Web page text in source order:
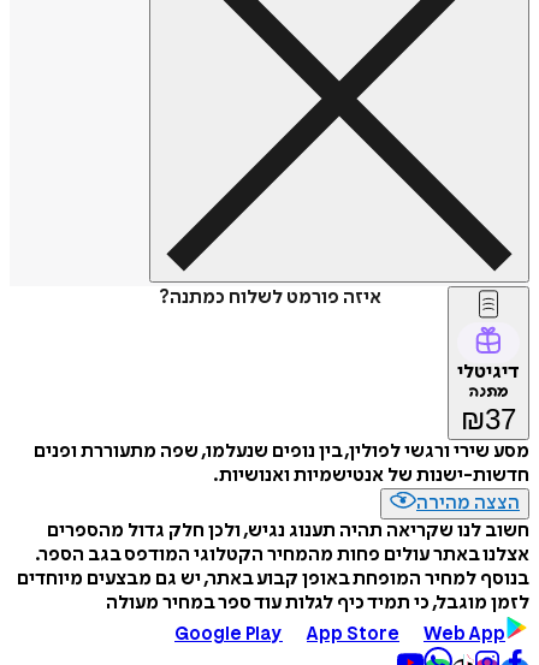
איזה פורמט לשלוח כמתנה?
דיגיטלי
מתנה
₪37
מסע שירי ורגשי לפולין, בין נופים שנעלמו, שפה מתעוררת ופנים
חדשות-ישנות של אנטישמיות ואנושיות.
הצצה מהירה
חשוב לנו שקריאה תהיה תענוג נגיש, ולכן חלק גדול מהספרים
אצלנו באתר עולים פחות מהמחיר הקטלוגי המודפס בגב הספר.
בנוסף למחיר המופחת באופן קבוע באתר, יש גם מבצעים מיוחדים
לזמן מוגבל, כי תמיד כיף לגלות עוד ספר במחיר מעולה
Google Play
App Store Web App